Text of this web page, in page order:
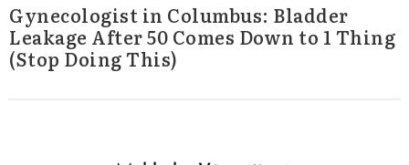
Gynecologist in Columbus: Bladder
Leakage After 50 Comes Down to 1 Thing
(Stop Doing This)